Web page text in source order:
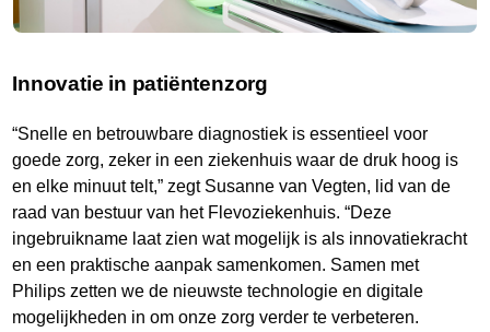
Innovatie in patiëntenzorg
“Snelle en betrouwbare diagnostiek is essentieel voor
goede zorg, zeker in een ziekenhuis waar de druk hoog is
en elke minuut telt,” zegt Susanne van Vegten, lid van de
raad van bestuur van het Flevoziekenhuis. “Deze
ingebruikname laat zien wat mogelijk is als innovatiekracht
en een praktische aanpak samenkomen. Samen met
Philips zetten we de nieuwste technologie en digitale
mogelijkheden in om onze zorg verder te verbeteren.